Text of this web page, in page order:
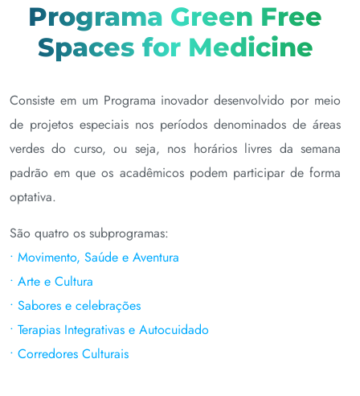
Programa Green Free
Spaces for Medicine
Consiste em um Programa inovador desenvolvido por meio
de projetos especiais nos períodos denominados de áreas
verdes do curso, ou seja, nos horários livres da semana
padrão em que os acadêmicos podem participar de forma
optativa.
São quatro os subprogramas:
• Movimento, Saúde e Aventura
• Arte e Cultura
• Sabores e celebrações
• Terapias Integrativas e Autocuidado
• Corredores Culturais